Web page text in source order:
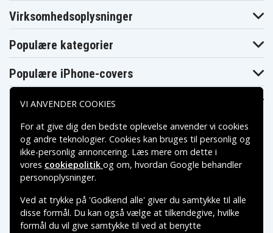
Virksomhedsoplysninger
Populære kategorier
Populære iPhone-covers
Populære Samsung-covers
Betalingsmuligheder
Leveringsmuligheder
VI ANVENDER COOKIES
For at give dig den bedste oplevelse anvender vi cookies
og andre teknologier. Cookies kan bruges til personlig og
ikke-personlig annoncering. Læs mere om dette i
vores cookiepolitik og om, hvordan Google behandler
personoplysninger.
Ved at trykke på 'Godkend alle' giver du samtykke til alle
disse formål. Du kan også vælge at tilkendegive, hvilke
formål du vil give samtykke til ved at benytte